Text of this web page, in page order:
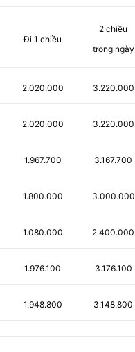
Đi 1 chiều
2 chiều
trong ngày
2.020.000 3.220.000
2.020.000 3.220.000
1.967.700 3.167.700
1.800.000 3.000.000
1.080.000 2.400.000
1.976.100 3.176.100
1.948.800 3.148.800